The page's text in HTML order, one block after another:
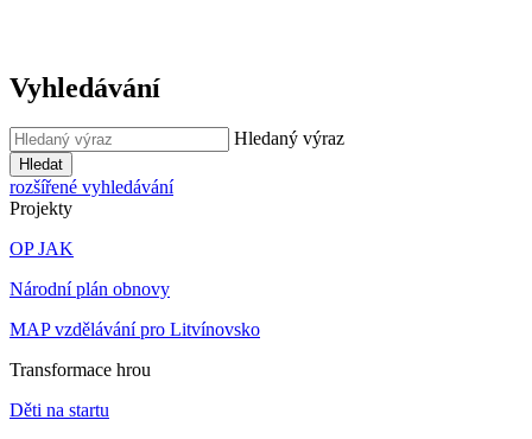
Vyhledávání
Hledaný výraz
Hledat
rozšířené vyhledávání
Projekty
OP JAK
Národní plán obnovy
MAP vzdělávání pro Litvínovsko
Transformace hrou
Děti na startu